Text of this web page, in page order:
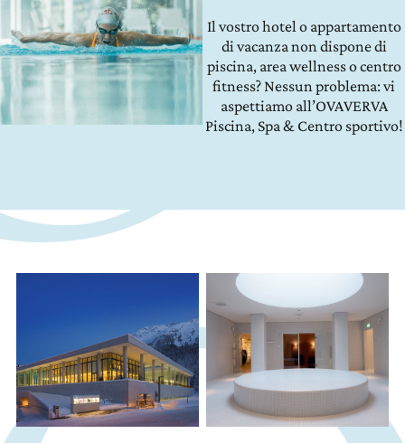
Il vostro hotel o appartamento
di vacanza non dispone di
piscina, area wellness o centro
fitness? Nessun problema: vi
aspettiamo all’OVAVERVA
Piscina, Spa & Centro sportivo!